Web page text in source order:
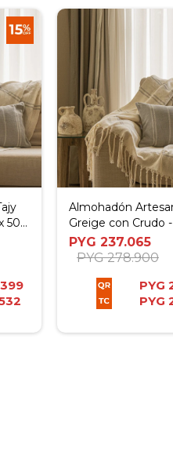
50
Almohadón
Greige con Crudo
cm
PYG 237.065
PYG 278.900
PYG
PYG